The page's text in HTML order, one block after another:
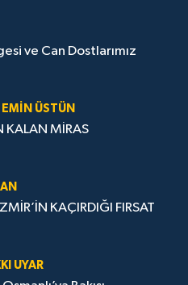
ve Can Dostlarımız
ÜSTÜN
KALAN MİRAS
KAÇIRDIĞI FIRSAT
UYAR